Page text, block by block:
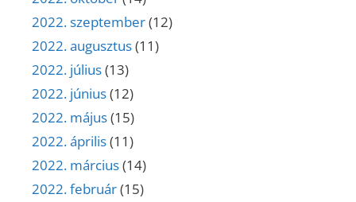
2022. szeptember(12)
2022. augusztus(11)
2022. július(13)
2022. június(12)
2022. május(15)
2022. április(11)
2022. március(14)
2022. február(15)